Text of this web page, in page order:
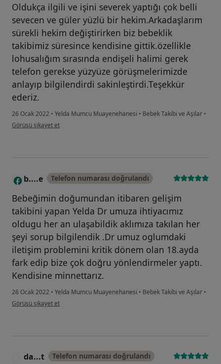
Oldukça ilgili ve işini severek yaptığı çok belli
sevecen ve güler yüzlü bir hekim.Arkadaşlarım
sürekli hekim değiştirirken biz bebeklik
takibimiz süresince kendisine gittik.özellikle
lohusalığım sırasında endişeli halimi gerek
telefon gerekse yüzyüze görüşmelerimizde
anlayıp bilgilendirdi sakinleştirdi.Teşekkür
ederiz.
26 Ocak 2022 • Yelda Mumcu Muayenehanesi • Bebek Takibi ve Aşılar •
kullanıcının görüşüne göre ö....t
Görüşü şikayet et
B b....e Telefon numarası doğrulandı
Bebeğimin doğumundan itibaren gelişim
takibini yapan Yelda Dr umuza ihtiyacımız
oldugu her an ulaşabildik aklımıza takılan her
şeyi sorup bilgilendik .Dr umuz oglumdaki
iletişim problemini kritik dönem olan 18.ayda
fark edip bize çok doğru yönlendirmeler yaptı.
Kendisine minnettarız.
26 Ocak 2022 • Yelda Mumcu Muayenehanesi • Bebek Takibi ve Aşılar •
kullanıcının görüşüne göre b....e
Görüşü şikayet et
da...t Telefon numarası doğrulandı